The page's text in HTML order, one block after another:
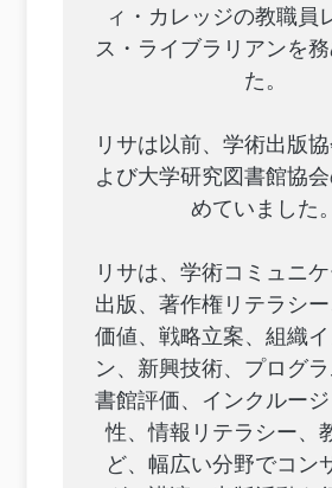
ィ・カレッジの教職員
ス・ライブラリアンを
た。
リサは以前、学術出版
よび大学研究図書館協
めていました。
リサは、学術コミュニケ
出版、著作権リテラシ
価値、戦略立案、組織
ン、新興技術、プログ
書館評価、インクルー
性、情報リテラシー、
ど、幅広い分野でコン